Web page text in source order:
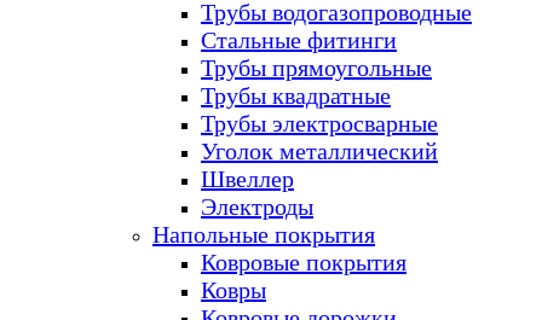
Трубы водогазопроводные
Стальные фитинги
Трубы прямоугольные
Трубы квадратные
Трубы электросварные
Уголок металлический
Швеллер
Электроды
Напольные покрытия
Ковровые покрытия
Ковры